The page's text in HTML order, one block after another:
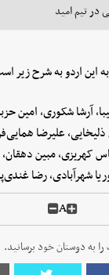
در تیم امید
این اردو به شرح زیر
آرشا شکوری، امین
ذلیخایی، علیرضا
کهریزی، مبین
شهرآبادی، رضا
A
به دوستان خود برسانید.